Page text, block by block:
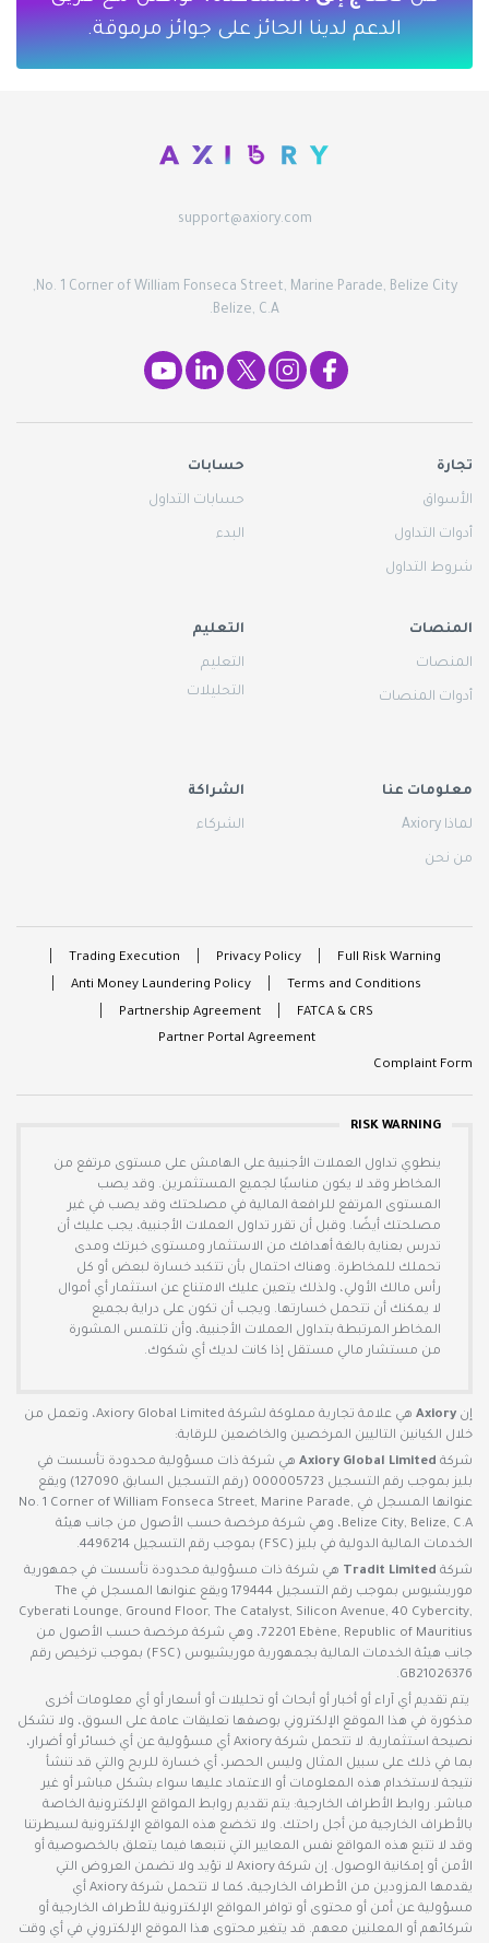
الدعم لدينا الحائز على جوائز مرموقة.
support@axiory.com
No. 1 Corner of William Fonseca Street, Marine Parade, Belize City,
Belize, C.A.
تجارة
الأسواق
أدوات التداول
شروط التداول
حسابات
حسابات التداول
البدء
المنصات
المنصات
أدوات المنصات
التعليم
التعليم
التحليلات
معلومات عنا
لماذا Axiory
من نحن
الشراكة
الشركاء
Full Risk Warning
Privacy Policy
Trading Execution
Terms and Conditions
Anti Money Laundering Policy
FATCA & CRS
Partnership Agreement
Partner Portal Agreement
Complaint Form
RISK WARNING
ينطوي تداول العملات الأجنبية على الهامش على مستوى مرتفع من
المخاطر وقد لا يكون مناسبًا لجميع المستثمرين. وقد يصب
المستوى المرتفع للرافعة المالية في مصلحتك وقد يصب في غير
مصلحتك أيضًا. وقبل أن تقرر تداول العملات الأجنبية، يجب عليك أن
تدرس بعناية بالغة أهدافك من الاستثمار ومستوى خبرتك ومدى
تحملك للمخاطرة. وهناك احتمال بأن تتكبد خسارة لبعض أو كل
رأس مالك الأولي، ولذلك يتعين عليك الامتناع عن استثمار أي أموال
لا يمكنك أن تتحمل خسارتها. ويجب أن تكون على دراية بجميع
المخاطر المرتبطة بتداول العملات الأجنبية، وأن تلتمس المشورة
من مستشار مالي مستقل إذا كانت لديك أي شكوك.
إن Axiory
هي علامة تجارية مملوكة لشركة Axiory Global Limited، وتعمل من
خلال الكيانين التاليين المرخصين والخاضعين للرقابة:
شركة Axiory Global Limited هي شركة ذات مسؤولية محدودة تأسست في
بليز بموجب رقم التسجيل 000005723 (رقم التسجيل السابق 127090) ويقع
عنوانها المسجل في No. 1 Corner of William Fonseca Street, Marine Parade,
Belize City, Belize, C.A، وهي شركة مرخصة حسب الأصول من جانب هيئة
الخدمات المالية الدولية في بليز (FSC) بموجب رقم التسجيل 4496214.
شركة Tradit Limited هي شركة ذات مسؤولية محدودة تأسست في جمهورية
موريشيوس بموجب رقم التسجيل 179444 ويقع عنوانها المسجل في The
Cyberati Lounge, Ground Floor, The Catalyst, Silicon Avenue, 40 Cybercity,
72201 Ebène, Republic of Mauritius، وهي شركة مرخصة حسب الأصول من
جانب هيئة الخدمات المالية بجمهورية موريشيوس (FSC) بموجب ترخيص رقم
GB21026376.
يتم تقديم أي آراء أو أخبار أو أبحاث أو تحليلات أو أسعار أو أي معلومات أخرى
مذكورة في هذا الموقع الإلكتروني بوصفها تعليقات عامة على السوق، ولا تشكل
نصيحة استثمارية. لا تتحمل شركة Axiory أي مسؤولية عن أي خسائر أو أضرار،
بما في ذلك على سبيل المثال وليس الحصر، أي خسارة للربح والتي قد تنشأ
نتيجة لاستخدام هذه المعلومات أو الاعتماد عليها سواء بشكل مباشر أو غير
مباشر. روابط الأطراف الخارجية: يتم تقديم روابط المواقع الإلكترونية الخاصة
بالأطراف الخارجية من أجل راحتك. ولا تخضع هذه المواقع الإلكترونية لسيطرتنا
وقد لا تتبع هذه المواقع نفس المعايير التي نتبعها فيما يتعلق بالخصوصية أو
الأمن أو إمكانية الوصول. إن شركة Axiory لا تؤيد ولا تضمن العروض التي
يقدمها المزودين من الأطراف الخارجية، كما لا تتحمل شركة Axiory أي
مسؤولية عن أمن أو محتوى أو توافر المواقع الإلكترونية للأطراف الخارجية أو
شركائهم أو المعلنين معهم. قد يتغير محتوى هذا الموقع الإلكتروني في أي وقت